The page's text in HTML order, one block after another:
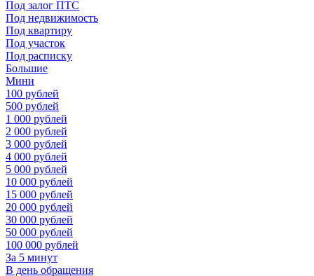
Под залог ПТС
Под недвижимость
Под квартиру
Под участок
Под расписку
Большие
Мини
100 рублей
500 рублей
1 000 рублей
2 000 рублей
3 000 рублей
4 000 рублей
5 000 рублей
10 000 рублей
15 000 рублей
20 000 рублей
30 000 рублей
50 000 рублей
100 000 рублей
За 5 минут
В день обращения